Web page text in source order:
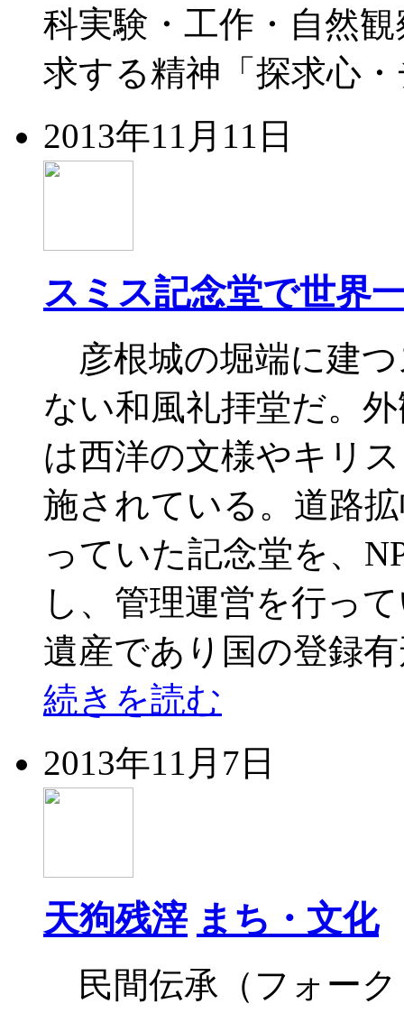
科実験・工作・自然
求する精神「探求心
2013年11月11日
スミス記念堂で世界
彦根城の堀端に建つ
ない和風礼拝堂だ。
は西洋の文様やキリ
施されている。道路
っていた記念堂を、
し、管理運営を行っ
遺産であり国の登録
続きを読む
2013年11月7日
天狗残滓 まち・文化
民間伝承（フォーク